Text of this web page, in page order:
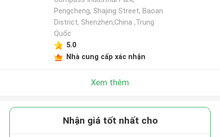
Pengcheng, Shajing Street, Baoan
District, Shenzhen,China ,Trung
Quốc
5.0
Nhà cung cấp xác nhận
Xem thêm
Nhận giá tốt nhất cho